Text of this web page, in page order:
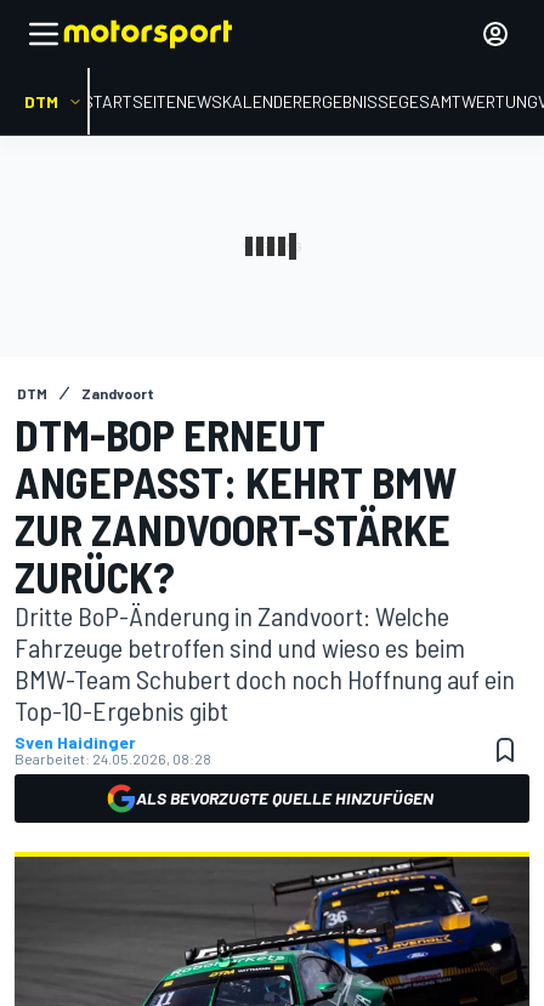
DTM STARTSEITENEWSKALENDERERGEBNISSEGESAMTWERTUNG
DTM Zandvoort
DTM-BOP ERNEUT
ANGEPASST: KEHRT BMW
ZUR ZANDVOORT-STÄRKE
ZURÜCK?
Dritte BoP-Änderung in Zandvoort: Welche
Fahrzeuge betroffen sind und wieso es beim
BMW-Team Schubert doch noch Hoffnung auf ein
Top-10-Ergebnis gibt
Sven Haidinger
Bearbeitet: 24.05.2026, 08:28
ALS BEVORZUGTE QUELLE HINZUFÜGEN